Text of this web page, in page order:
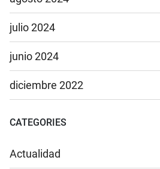
julio 2024
junio 2024
diciembre 2022
CATEGORIES
Actualidad